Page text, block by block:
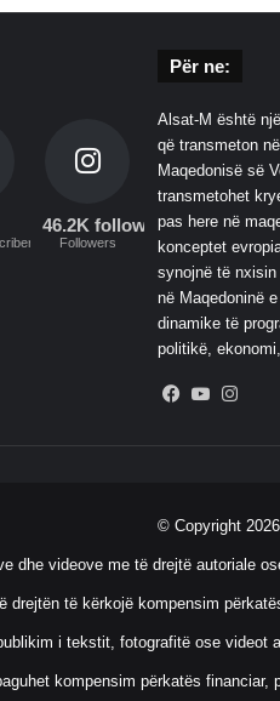
46.2K followers
Followers
Për ne:
Alsat-M është
që transmeton
Maqedonisë së
transmetohet
pas here në
konceptet
synojnë të
në Maqedoninë
dinamike të
politikë,
Facebook
YouTube
© Copyright
dhe videove me të drejtë autoriale
drejtën të kërkojë kompensim
i tekstit, fotografitë ose videot
kompensim përkatës